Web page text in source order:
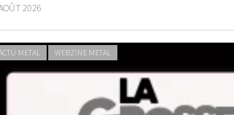
2026
METAL WEBZINE METAL